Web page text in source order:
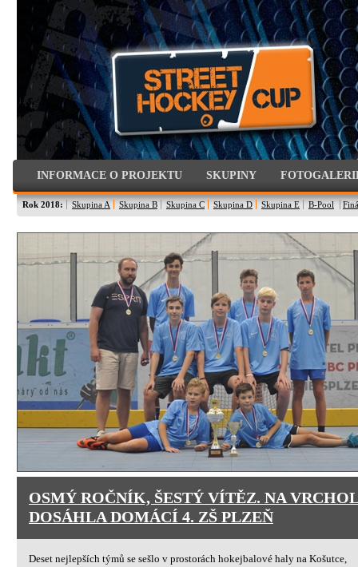
INFORMACE O PROJEKTU SKUPINY
Rok 2018: Skupina A Skupina B Skupina C Skupina D Skupina E B-Pool
OSMÝ ROČNÍK, ŠESTÝ VÍTĚZ. NA
DOSÁHLA DOMÁCÍ 4. ZŠ PLZEŇ
Deset nejlepších týmů se sešlo v prostorách hokejbalové haly na Košutce,